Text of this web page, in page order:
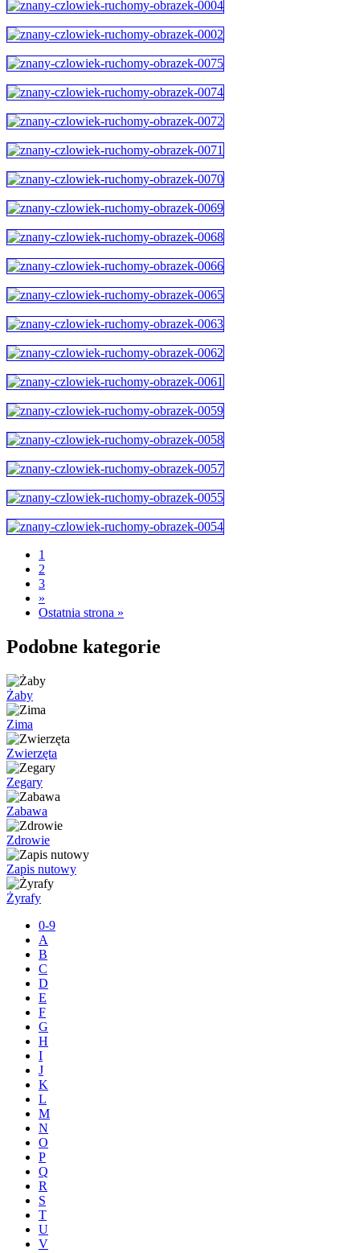
1
2
3
»
Ostatnia strona »
Podobne kategorie
Żaby
Zima
Zwierzęta
Zegary
Zabawa
Zdrowie
Zapis nutowy
Żyrafy
0-9
A
B
C
D
E
F
G
H
I
J
K
L
M
N
O
P
Q
R
S
T
U
V